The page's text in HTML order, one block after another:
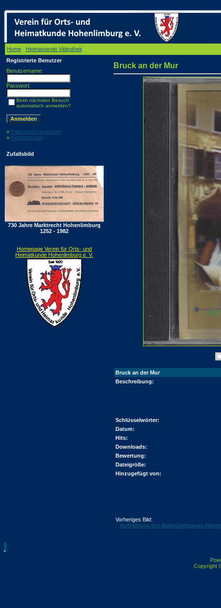
Home Heimatverein Videothek
Registrierte Benutzer
Benutzername:
Passwort:
Beim nächsten Besuch
automatisch anmelden?
» Password vergessen
» Registrierung
Zufallsbild
730 Jahre Marktrecht Hohenlimburg
1252 - 1982
Homepage Verein für Orts- und
Heimatkunde Hohenlimburg e. V.
Bruck an der Mur
Bruck an der Mur
Beschreibung:
Schlüsselwörter:
Datum:
Hits:
Downloads:
Bewertung:
Dateigröße:
Hinzugefügt von:
Vorheriges Bild:
Aufhebung des Bahnübergangs
Copyright